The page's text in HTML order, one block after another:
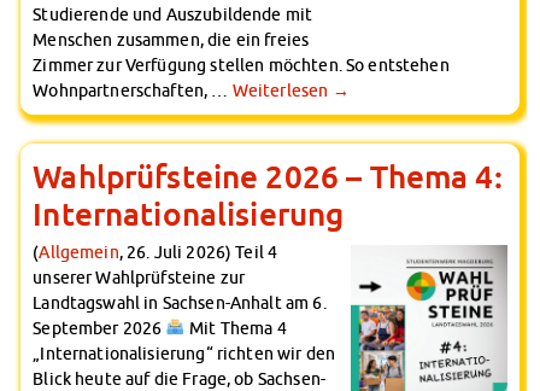
Studierende und Auszubildende mit
Menschen zusammen, die ein freies
Zimmer zur Verfügung stellen möchten. So entstehen
Wohnpartnerschaften, … Weiterlesen →
Wahlprüfsteine 2026 – Thema 4:
Internationalisierung
(Allgemein, 26. Juli 2026) Teil 4
unserer Wahlprüfsteine zur
Landtagswahl in Sachsen-Anhalt am 6.
September 2026
Mit Thema 4
„Internationalisierung“ richten wir den
Blick heute auf die Frage, ob Sachsen-